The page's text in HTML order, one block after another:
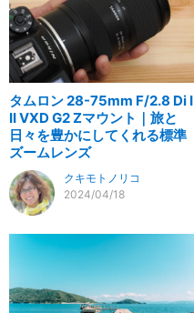
タムロン 28-75mm F/2.8 Di I
II VXD G2 Zマウント｜旅と
日々を豊かにしてくれる標準
ズームレンズ
クキモトノリコ
2024/04/18